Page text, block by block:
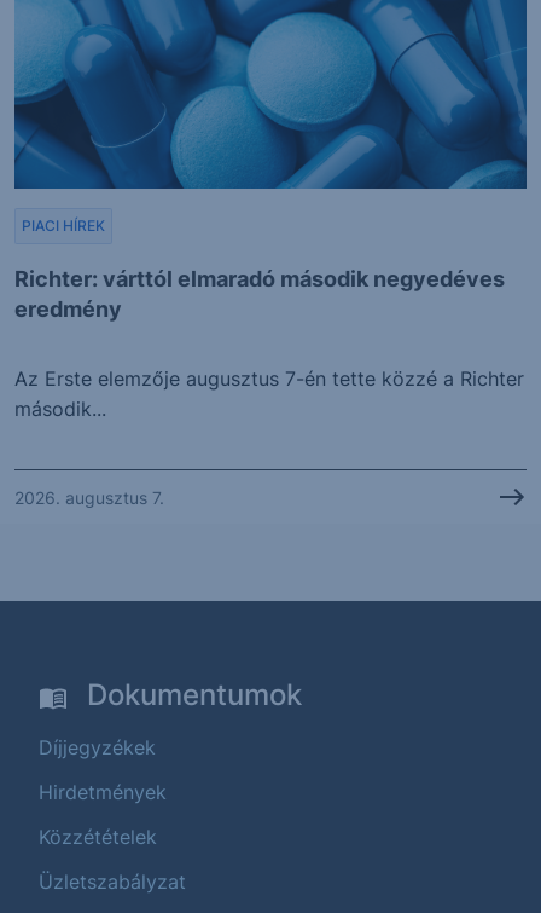
Richter: várttól elmaradó második negyedéves
eredmény
PIACI HÍREK
Az Erste elemzője augusztus 7-én tette közzé a Richter
második...
2026. augusztus 7.
Dokumentumok
Díjjegyzékek
Hirdetmények
Közzétételek
Üzletszabályzat